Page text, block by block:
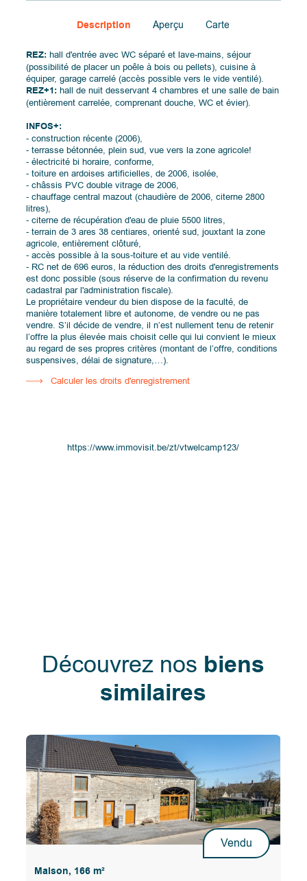
Description Aperçu Carte
REZ: hall d'entrée avec WC séparé et lave-mains, séjour
(possibilité de placer un poêle à bois ou pellets), cuisine à
équiper, garage carrelé (accès possible vers le vide ventilé).
REZ+1: hall de nuit desservant 4 chambres et une salle de bain
(entièrement carrelée, comprenant douche, WC et évier).
INFOS+:
- construction récente (2006),
- terrasse bétonnée, plein sud, vue vers la zone agricole!
- électricité bi horaire, conforme,
- toiture en ardoises artificielles, de 2006, isolée,
- châssis PVC double vitrage de 2006,
- chauffage central mazout (chaudière de 2006, citerne 2800
litres),
- citerne de récupération d'eau de pluie 5500 litres,
- terrain de 3 ares 38 centiares, orienté sud, jouxtant la zone
agricole, entièrement clôturé,
- accès possible à la sous-toiture et au vide ventilé.
- RC net de 696 euros, la réduction des droits d'enregistrements
est donc possible (sous réserve de la confirmation du revenu
cadastral par l'administration fiscale).
Le propriétaire vendeur du bien dispose de la faculté, de
manière totalement libre et autonome, de vendre ou ne pas
vendre. S’il décide de vendre, il n’est nullement tenu de retenir
l’offre la plus élevée mais choisit celle qui lui convient le mieux
au regard de ses propres critères (montant de l’offre, conditions
suspensives, délai de signature,…).
Calculer les droits d'enregistrement
https://www.immovisit.be/zt/vtwelcamp123/
Découvrez nos biens
similaires
Vendu
Maison, 166 m²